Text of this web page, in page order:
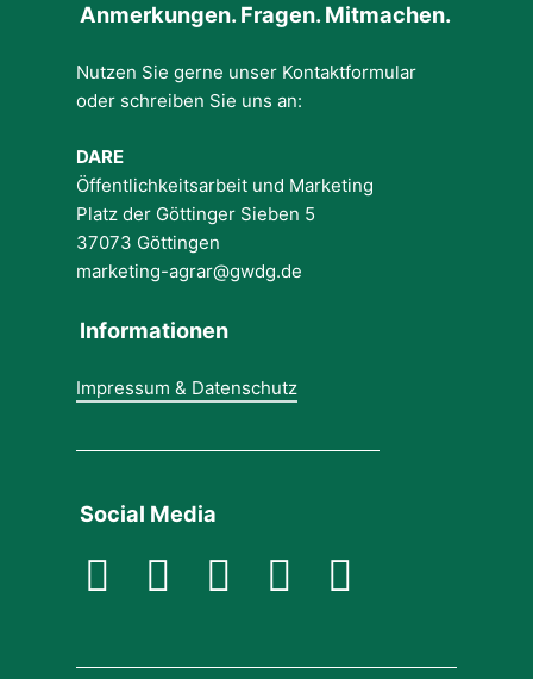
Anmerkungen. Fragen. Mitmachen.
Nutzen Sie gerne unser Kontaktformular
oder schreiben Sie uns an:
DARE
Öffentlichkeitsarbeit und Marketing
Platz der Göttinger Sieben 5
37073 Göttingen
marketing-agrar@gwdg.de
Informationen
Impressum & Datenschutz
Social Media